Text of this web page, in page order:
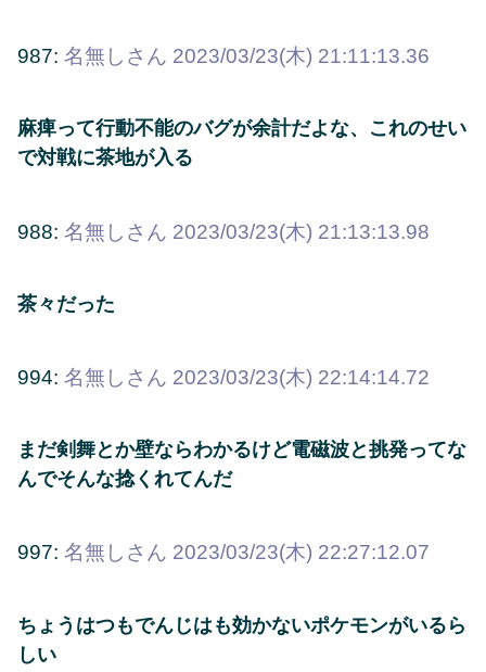
987: 名無しさん 2023/03/23(木) 21:11:13.36
麻痺って行動不能のバグが余計だよな、これのせい
で対戦に茶地が入る
988: 名無しさん 2023/03/23(木) 21:13:13.98
茶々だった
994: 名無しさん 2023/03/23(木) 22:14:14.72
まだ剣舞とか壁ならわかるけど電磁波と挑発ってな
んでそんな捻くれてんだ
997: 名無しさん 2023/03/23(木) 22:27:12.07
ちょうはつもでんじはも効かないポケモンがいるら
しい